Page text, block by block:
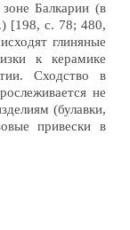
Балкарии (в
[198, с. 78; 480,
глиняные
к керамике
Сходство в
не
(булавки,
привески в